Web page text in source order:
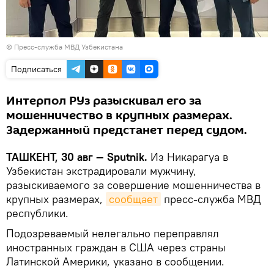
© Пресс-служба МВД Узбекистана
Подписаться
Интерпол РУз разыскивал его за
мошенничество в крупных размерах.
Задержанный предстанет перед судом.
ТАШКЕНТ, 30 авг — Sputnik. Из Никарагуа в
Узбекистан экстрадировали мужчину,
разыскиваемого за совершение мошенничества в
крупных размерах, сообщает пресс-служба МВД
республики.
Подозреваемый нелегально переправлял
иностранных граждан в США через страны
Латинской Америки, указано в сообщении.